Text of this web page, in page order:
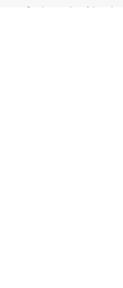
Services and useful numbers